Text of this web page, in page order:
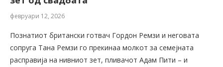
февруари 12, 2026
Познатиот британски готвач Гордон Ремзи и неговата
сопруга Тана Ремзи го прекинаа молкот за семејната
расправија на нивниот зет, пливачот Адам Пити – и